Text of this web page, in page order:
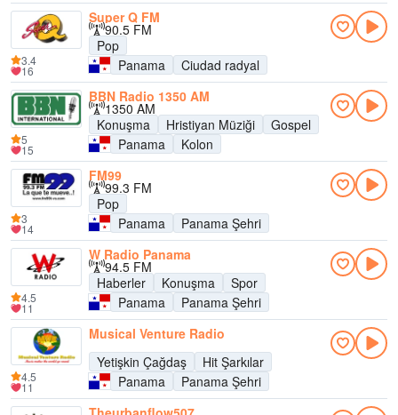
Super Q FM
90.5 FM
Pop
Panama
Ciudad radyal
3.4
16
BBN Radio 1350 AM
1350 AM
Konuşma
Hristiyan Müziği
Gospel
Panama
Kolon
5
15
FM99
99.3 FM
Pop
Panama
Panama Şehri
3
14
W Radio Panama
94.5 FM
Haberler
Konuşma
Spor
Panama
Panama Şehri
4.5
11
Musical Venture Radio
Yetişkin Çağdaş
Hit Şarkılar
Panama
Panama Şehri
4.5
11